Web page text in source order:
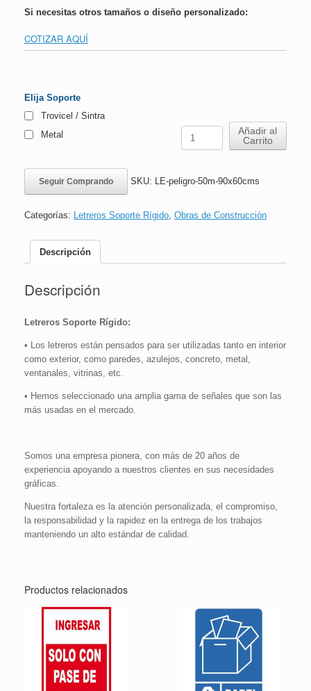
Si necesitas otros tamaños o diseño personalizado:
COTIZAR AQUÍ
Elija Soporte
Trovicel / Sintra
Metal
Letrero
peligro
|
cantidad
Añadir al
Carrito
Seguir Comprando SKU: LE-peligro-50m-90x60cms
Categorías: Letreros Soporte Rígido, Obras de Construcción
Descripción
Descripción
Letreros Soporte Rígido:
• Los letreros están pensados para ser utilizadas tanto en interior
como exterior, como paredes, azulejos, concreto, metal,
ventanales, vitrinas, etc.
• Hemos seleccionado una amplia gama de señales que son las
más usadas en el mercado.
Somos una empresa pionera, con más de 20 años de
experiencia apoyando a nuestros clientes en sus necesidades
gráficas.
Nuestra fortaleza es la atención personalizada, el compromiso,
la responsabilidad y la rapidez en la entrega de los trabajos
manteniendo un alto estándar de calidad.
Productos relacionados